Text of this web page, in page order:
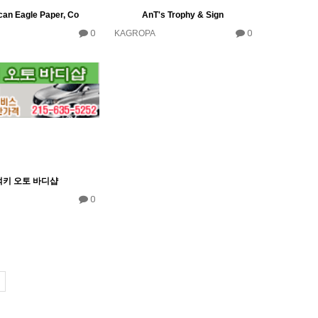
Eagle Paper, Co
0
AnT's Trophy & Sign
KAGROPA
0
키 오토 바디샵
0